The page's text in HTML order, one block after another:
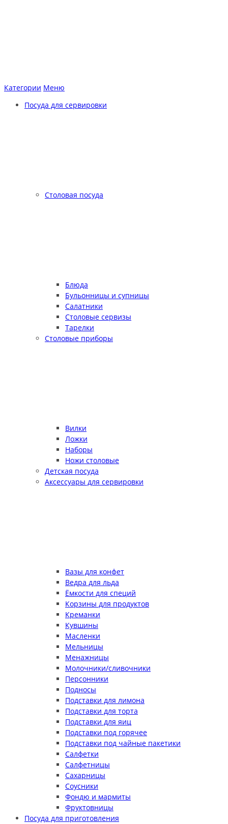
Категории Меню
Посуда для сервировки
Столовая посуда
Блюда
Бульонницы и супницы
Салатники
Столовые сервизы
Тарелки
Столовые приборы
Вилки
Ложки
Наборы
Ножи столовые
Детская посуда
Аксессуары для сервировки
Вазы для конфет
Ведра для льда
Ёмкости для специй
Корзины для продуктов
Креманки
Кувшины
Масленки
Мельницы
Менажницы
Молочники/сливочники
Персонники
Подносы
Подставки для лимона
Подставки для торта
Подставки для яиц
Подставки под горячее
Подставки под чайные пакетики
Салфетки
Салфетницы
Сахарницы
Соусники
Фондю и мармиты
Фруктовницы
Посуда для приготовления